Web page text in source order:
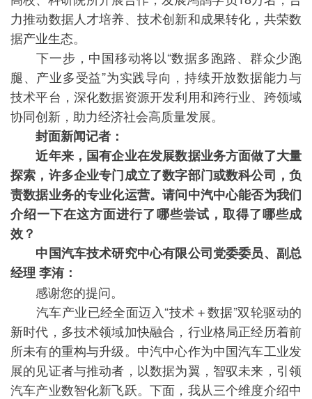
力推动数据人才培养、技术创新和成果转化，共荣数
据产业生态。
下一步，中国移动将以“数据多跑路、群众少跑
腿、产业多受益”为实践导向，持续开放数据能力与
技术平台，深化数据资源开发利用和跨行业、跨领域
协同创新，助力经济社会高质量发展。
封面新闻记者：
近年来，国有企业在发展数据业务方面做了大量
探索，许多企业专门成立了数字部门或数科公司，负
责数据业务的专业化运营。请问中汽中心能否为我们
介绍一下在这方面进行了哪些尝试，取得了哪些成
效？
中国汽车技术研究中心有限公司党委委员、副总
经理 李洧：
感谢您的提问。
汽车产业已经全面迈入“技术＋数据”双轮驱动的
新时代，多技术领域加快融合，行业格局正经历着前
所未有的重构与升级。中汽中心作为中国汽车工业发
展的见证者与推动者，以数据为翼，智驭未来，引领
汽车产业数智化新飞跃。下面，我从三个维度介绍中